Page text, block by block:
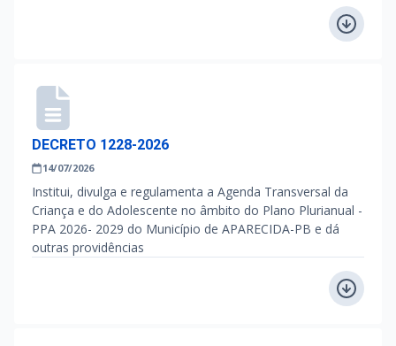
DECRETO 1228-2026
14/07/2026
Institui, divulga e regulamenta a Agenda Transversal da
Criança e do Adolescente no âmbito do Plano Plurianual -
PPA 2026- 2029 do Município de APARECIDA-PB e dá
outras providências